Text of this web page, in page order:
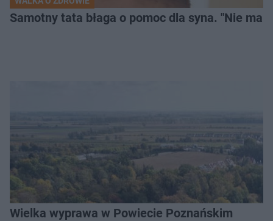
Samotny tata błaga o pomoc dla syna. "Nie
Wielka wyprawa w Powiecie Poznańskim